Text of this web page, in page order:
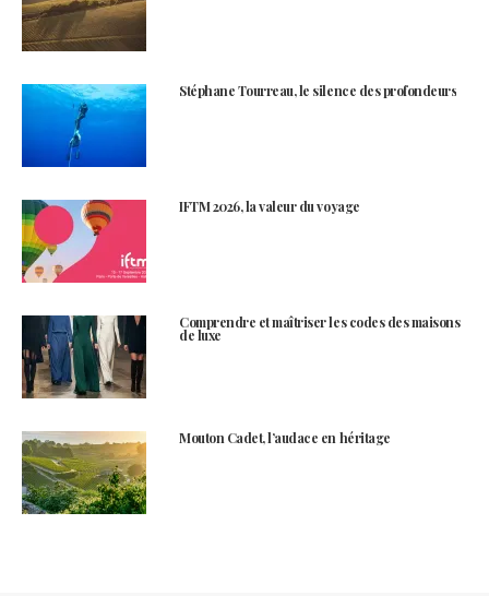
Stéphane Tourreau, le silence des profondeurs
IFTM 2026, la valeur du voyage
Comprendre et maîtriser les codes des maisons
de luxe
Mouton Cadet, l’audace en héritage